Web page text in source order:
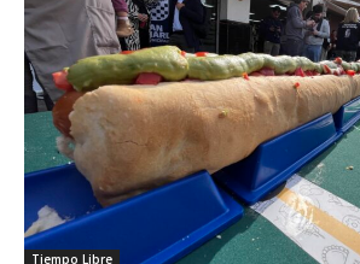
Tiempo Libre